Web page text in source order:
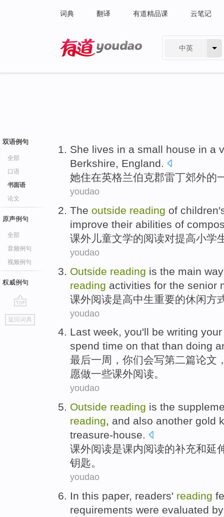
词典 翻译 有道精品课 云笔记
中英
双语例句
全部
口语
书面语
论文
原声例句
全部
音频例句
视频例句
权威例句
go
top
返回词典
She lives in a small house in a
Berkshire, England.
她住在英格兰伯克郡雷丁郊外的
youdao
The outside reading of
improve their abilities of
课外 儿童文学的阅读对提高小学
youdao
Outside reading is the main way
reading activities for the senior
课外阅读是高中生重要的休闲方
youdao
Last week, you'll be writing
spend time on that than doing
最后一周 ， 你们会写第二篇论文
愿做一些课外阅读。
youdao
Outside reading is the
reading, and also another gold
treasure-house.
课外阅读是课内阅读的补充和延
钥匙。
youdao
In this paper, readers' reading
requirements were evaluated